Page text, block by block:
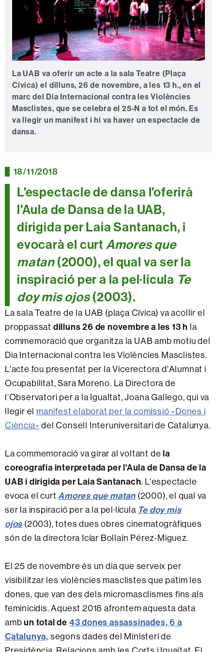
La UAB va oferir un acte a la sala Teatre (Plaça
Cívica) el dilluns, 26 de novembre, a les 13 h., en el
marc del Dia Internacional contra les Violències
Masclistes, que se celebra el 25-N a tot el món. Es
va llegir un manifest i hi va haver un espectacle de
dansa.
18/11/2018
L'espectacle de dansa l'oferirà
l'Aula de Dansa de la UAB,
dirigida per Laia Santanach, i
evocarà el curt Amores que
matan(2000), el qual va ser la
inspiració per a la pel·lícula Te
doy mis ojos(2003).
La sala Teatre de la UAB (plaça Cívica) va acollir el
proppassat dilluns 26 de novembrea les 13 h la
commemoració que organitza la UAB amb motiu del
Dia Internacional contra les Violències Masclistes.
L'acte fou presentat per la Vicerectora d'Alumnat i
Ocupabilitat, Sara Moreno. La Directora de
l’Observatori per a la Igualtat, Joana Gallego, qui va
llegir el manifest elaborat per la comissió «Dones i
Ciència» del Consell Interuniversitari de Catalunya.
La commemoració va girar al voltant dela
coreografia interpretada per l'Aula de Dansa de la
UAB i dirigida per Laia Santanach. L'espectacle
evoca el curt Amores que matan (2000), el qual va
ser la inspiració per a la pel·lícula Te doy mis
ojos (2003), totes dues obres cinematogràfiques
són de la directora Icíar Bollaín Pérez-Miguez.
El 25 de novembre és un dia que serveix per
visibilitzar les violències masclistes que patim les
dones, que van des dels micromasclismes fins als
feminicidis. Aquest 2018 afrontem aquesta data
ambun total de 43 dones assassinades, 6 a
Catalunya, segons dades del Ministeri de